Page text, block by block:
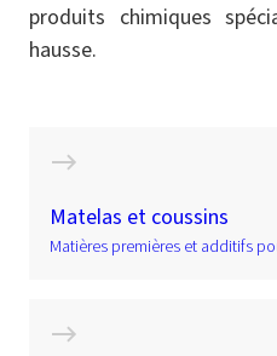
produits chimiques
hausse.
Matelas et coussins
Matières premières et additifs